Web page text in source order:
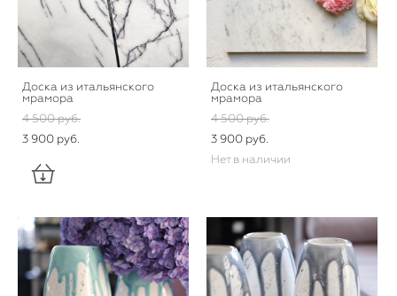
Доска из итальянского
мрамора
4 500 pуб.
3 900 pуб.
Доска из итальянского
мрамора
4 500 pуб.
3 900 pуб.
Нет в наличии